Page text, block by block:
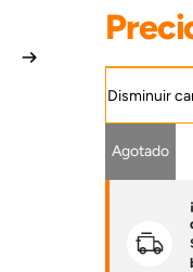
Disminuir
Agotado